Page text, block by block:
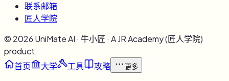
联系邮箱
匠人学院
© 2026 UniMate AI · 牛小匠 · A JR Academy (匠人学院)
product
首页
大学 工具 攻略 更多